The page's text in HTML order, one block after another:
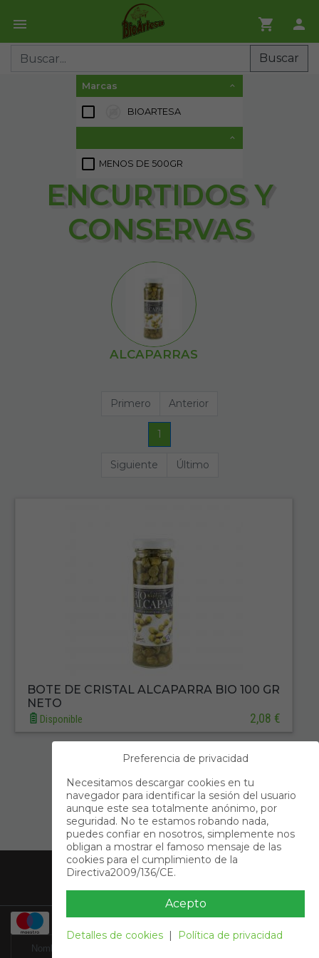
Buscar
Marcas
BIOARTESA
MENOS DE 500GR
ENCURTIDOS Y
CONSERVAS
ALCAPARRAS
Primero Anterior
1
Siguiente Último
BOTE DE CRISTAL ALCAPARRA BIO 100 GR
NETO
Disponible 2,08 €
1
Siguiente Último
Acerca de Nosotros
Información
Contacto
Preferencia de privacidad
Necesitamos descargar cookies en tu
navegador para identificar la sesión del usuario
aunque este sea totalmente anónimo, por
seguridad. No te estamos robando nada,
puedes confiar en nosotros, simplemente nos
obligan a mostrar el famoso mensaje de las
cookies para el cumplimiento de la
Directiva2009/136/CE.
Acepto
Detalles de cookies | Política de privacidad